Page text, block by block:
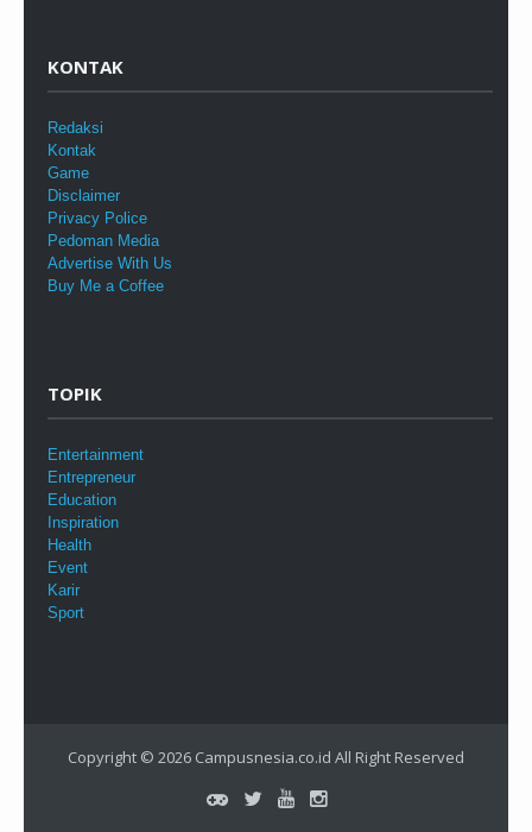
KONTAK
Redaksi
Kontak
Game
Disclaimer
Privacy Police
Pedoman Media
Advertise With Us
Buy Me a Coffee
TOPIK
Entertainment
Entrepreneur
Education
Inspiration
Health
Event
Karir
Sport
Copyright © 2026 Campusnesia.co.id All Right Reserved